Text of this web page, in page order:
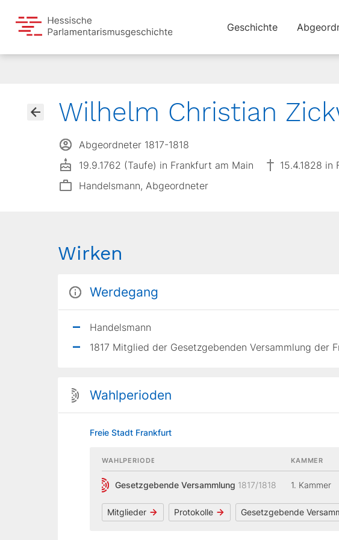
Geschichte
Wilhelm Christian
Abgeordneter 1817-1818
19.9.1762 (Taufe) in Frankfurt am Main
15.4.1828 in
Handelsmann, Abgeordneter
Wirken
Werdegang
Handelsmann
1817 Mitglied der Gesetzgebenden Versammlung der
Wahlperioden
Freie Stadt Frankfurt
WAHLPERIODE
Gesetzgebende Versammlung 1817/1818
KAMMER
1. Kammer
Mitglieder Protokolle Gesetzgebende